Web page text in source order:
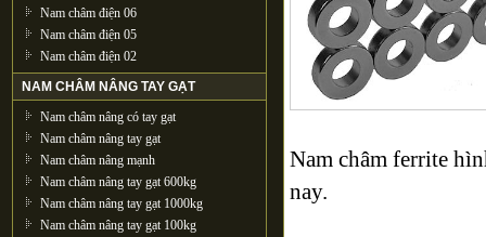
Nam châm điện 06
Nam châm điện 05
Nam châm điện 02
NAM CHÂM NÂNG TAY GẠT
Nam châm nâng có tay gạt
Nam châm nâng tay gạt
Nam châm nâng mạnh
Nam châm nâng tay gạt 600kg
Nam châm nâng tay gạt 1000kg
Nam châm nâng tay gạt 100kg
Nam châm ferrite
nay.